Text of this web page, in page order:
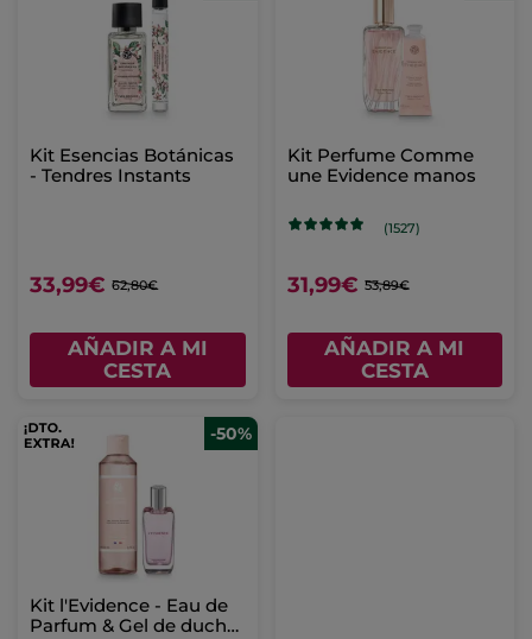
Kit Esencias Botánicas
- Tendres Instants
33,99€ 62,80€
AÑADIR A MI
CESTA
Kit Perfume Comme
une Evidence manos
(1527)
31,99€ 53,89€
AÑADIR A MI
CESTA
-50%
Kit l'Evidence - Eau de
Parfum & Gel de ducha